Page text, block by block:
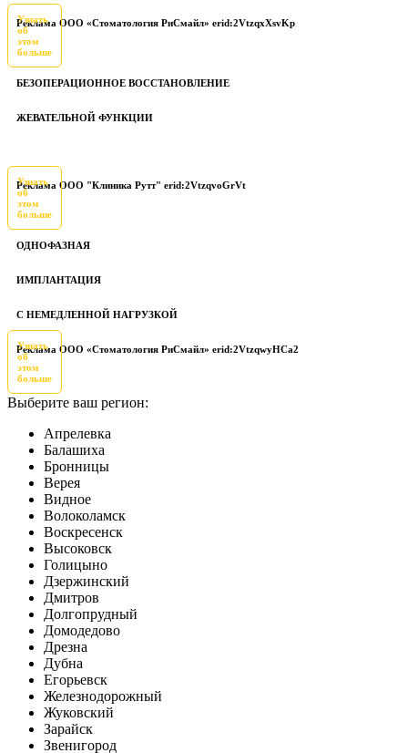
Реклама ООО «Стоматология РиСмайл» erid:2VtzqxXsvKp
Узнать
об
этом
больше
БЕЗОПЕРАЦИОННОЕ ВОССТАНОВЛЕНИЕ
ЖЕВАТЕЛЬНОЙ ФУНКЦИИ
Реклама ООО "Клиника Рутт" erid:2VtzqvoGrVt
Узнать
об
этом
больше
ОДНОФАЗНАЯ
ИМПЛАНТАЦИЯ
С НЕМЕДЛЕННОЙ НАГРУЗКОЙ
Реклама ООО «Стоматология РиСмайл» erid:2VtzqwyHCa2
Узнать
об
этом
больше
Выберите ваш регион:
Апрелевка
Балашиха
Бронницы
Верея
Видное
Волоколамск
Воскресенск
Высоковск
Голицыно
Дзержинский
Дмитров
Долгопрудный
Домодедово
Дрезна
Дубна
Егорьевск
Железнодорожный
Жуковский
Зарайск
Звенигород